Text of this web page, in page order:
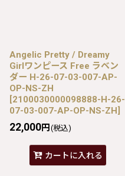
Angelic Pretty / Dreamy
Girlワンピース Free ラベン
ダー H-26-07-03-007-AP-
OP-NS-ZH
[2100030000098888-H-26-
07-03-007-AP-OP-NS-ZH]
22,000円 (税込)
カートに入れる